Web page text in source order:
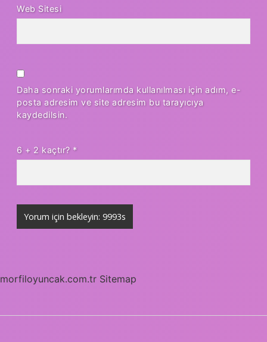
Web Sitesi
Daha sonraki yorumlarımda kullanılması için adım, e-
posta adresim ve site adresim bu tarayıcıya
kaydedilsin.
6 + 2 kaçtır? *
morfiloyuncak.com.tr Sitemap